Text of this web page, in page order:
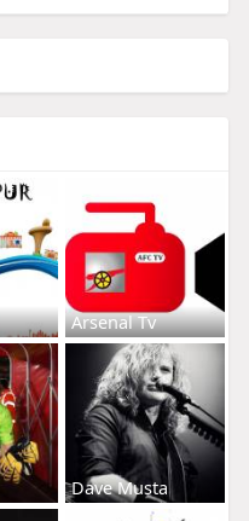
Arsenal Tv
Dave Musta